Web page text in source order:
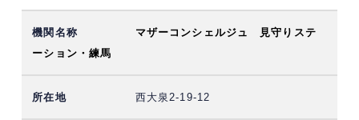
マザーコンシェルジュ 見守りステ
ーション・練馬
西大泉2-19-12